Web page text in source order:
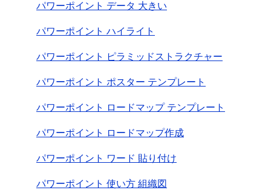
パワーポイント データ 大きい
パワーポイント ハイライト
パワーポイント ピラミッドストラクチャー
パワーポイント ポスター テンプレート
パワーポイント ロードマップ テンプレート
パワーポイント ロードマップ作成
パワーポイント ワード 貼り付け
パワーポイント 使い方 組織図